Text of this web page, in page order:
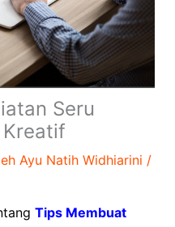
Seru
Ayu Natih Widhiarini /
Tips Membuat